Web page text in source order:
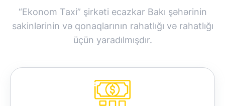
“Ekonom Taxi” şirkəti ecazkar Bakı şəhərinin
sakinlərinin və qonaqlarının rahatlığı və rahatlığı
üçün yaradılmışdır.